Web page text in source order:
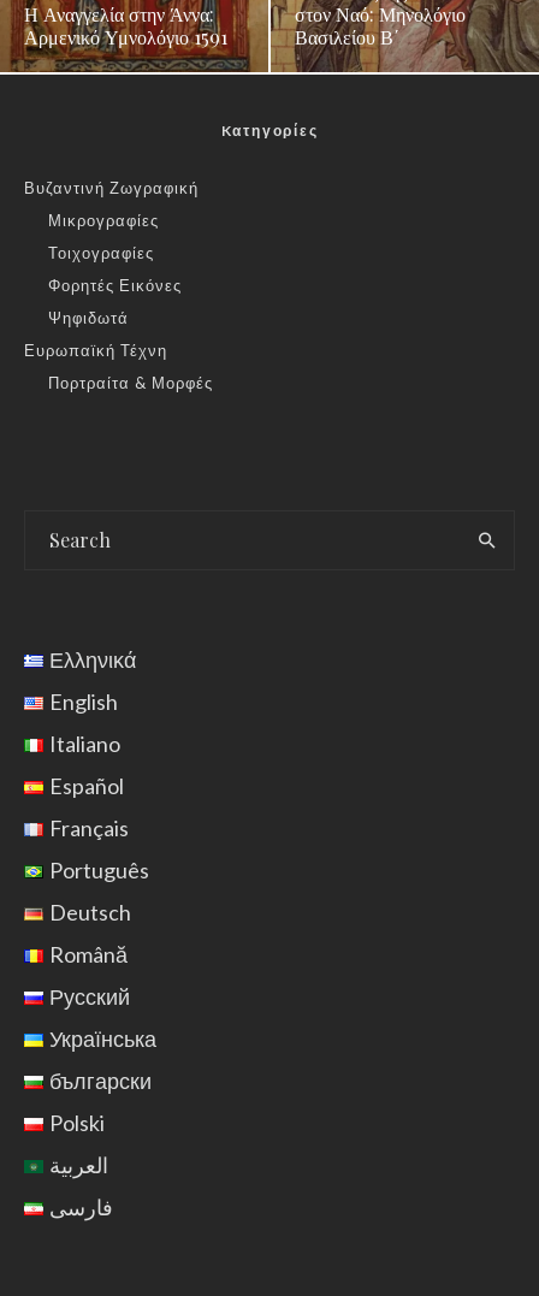
Η Αναγγελία στην Άννα:
Αρμενικό Υμνολόγιο 1591
στον Ναό: Μηνολόγιο
Βασιλείου Β΄
Kατηγορίες
Βυζαντινή Ζωγραφική
Μικρογραφίες
Τοιχογραφίες
Φορητές Εικόνες
Ψηφιδωτά
Ευρωπαϊκή Τέχνη
Πορτραίτα & Μορφές
Ελληνικά
English
Italiano
Español
Français
Português
Deutsch
Română
Русский
Українська
български
Polski
العربية
فارسی